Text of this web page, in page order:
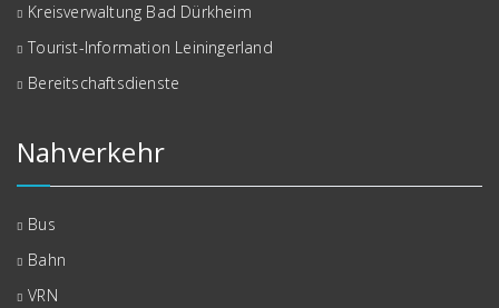
Kreisverwaltung Bad Dürkheim
Tourist-Information Leiningerland
Bereitschaftsdienste
Nahverkehr
Bus
Bahn
VRN